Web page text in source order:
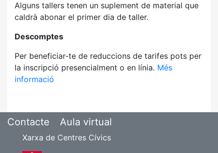
Alguns tallers tenen un suplement de material que
caldrà abonar el primer dia de taller.
Descomptes
Per beneficiar-te de reduccions de tarifes pots per
la inscripció presencialment o en línia. Més
informació
Contacte Aula virtual
Xarxa de Centres Cívics